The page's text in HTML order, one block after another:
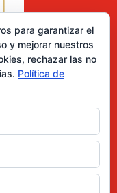
para empresas
para garantizar el
y mejorar nuestros
rechazar las no
Política de